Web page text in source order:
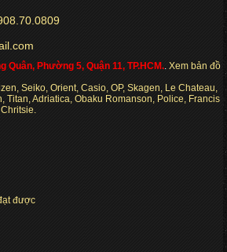
Quân, Phường 5, Quận 11, TP.HCM.. Xem bản đồ
Seiko, Orient, Casio, OP, Skagen, Le Chateau,
Titan, Adriatica, Obaku Romanson, Police, Francis
được